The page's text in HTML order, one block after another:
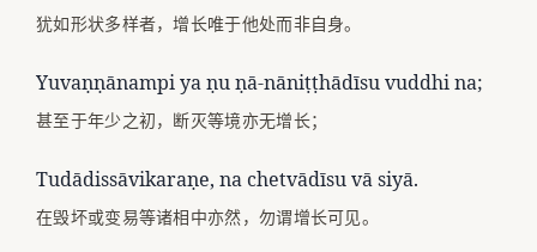
犹如形状多样者，增长唯于他处而非自身。
Yuvaṇṇānampi ya ṇu ṇā-nāniṭṭhādīsu vuddhi na;
甚至于年少之初，断灭等境亦无增长；
Tudādissāvikaraṇe, na chetvādīsu vā siyā.
在毁坏或变易等诸相中亦然，勿谓增长可见。